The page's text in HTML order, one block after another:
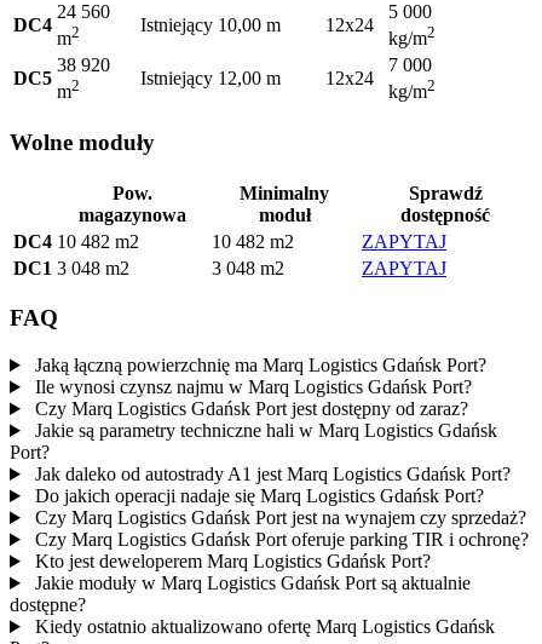
DC4
24 560
m2 Istniejący 10,00 m 12x24
5 000
kg/m2
DC5
38 920
m2 Istniejący 12,00 m 12x24
7 000
kg/m2
Wolne moduły
Pow.
magazynowa
Minimalny
moduł
Sprawdź
dostępność
DC4 10 482 m2 10 482 m2
ZAPYTAJ
DC1 3 048 m2 3 048 m2 ZAPYTAJ
FAQ
Jaką łączną powierzchnię ma Marq Logistics Gdańsk Port?
Ile wynosi czynsz najmu w Marq Logistics Gdańsk Port?
Czy Marq Logistics Gdańsk Port jest dostępny od zaraz?
Jakie są parametry techniczne hali w Marq Logistics Gdańsk
Port?
Jak daleko od autostrady A1 jest Marq Logistics Gdańsk Port?
Do jakich operacji nadaje się Marq Logistics Gdańsk Port?
Czy Marq Logistics Gdańsk Port jest na wynajem czy sprzedaż?
Czy Marq Logistics Gdańsk Port oferuje parking TIR i ochronę?
Kto jest deweloperem Marq Logistics Gdańsk Port?
Jakie moduły w Marq Logistics Gdańsk Port są aktualnie
dostępne?
Kiedy ostatnio aktualizowano ofertę Marq Logistics Gdańsk